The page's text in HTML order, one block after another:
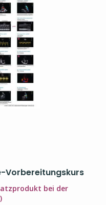
Vorbereitungskurs
bei der